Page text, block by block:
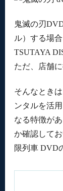
鬼滅の刃
ル）する場
TSUTAYA
ただ、店舗
そんなとき
ンタルを活
なる特徴が
か確認して
限列車 DVD